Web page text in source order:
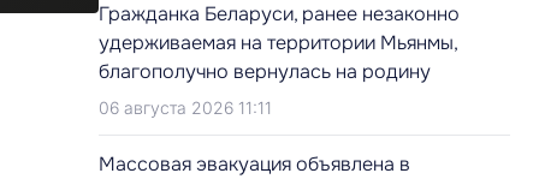
Гражданка Беларуси, ранее незаконно
удерживаемая на территории Мьянмы,
благополучно вернулась на родину
06 августа 2026 11:11
Массовая эвакуация объявлена в